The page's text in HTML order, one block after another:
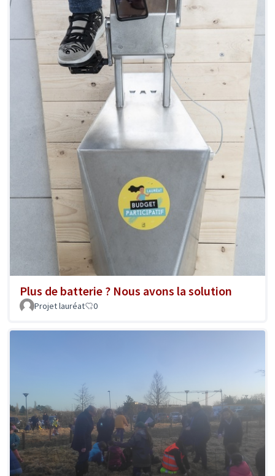
Plus de batterie ? Nous avons la solution
Projet lauréat 0